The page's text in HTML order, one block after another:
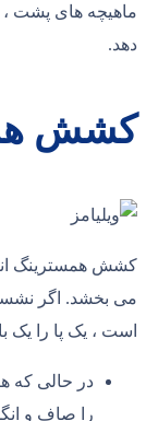
ماهیچه های پشت
دهد.
کشش
کشش همسترینگ
می بخشد. اگر
است ، یک پا را یک
در حالی که
را صاف و